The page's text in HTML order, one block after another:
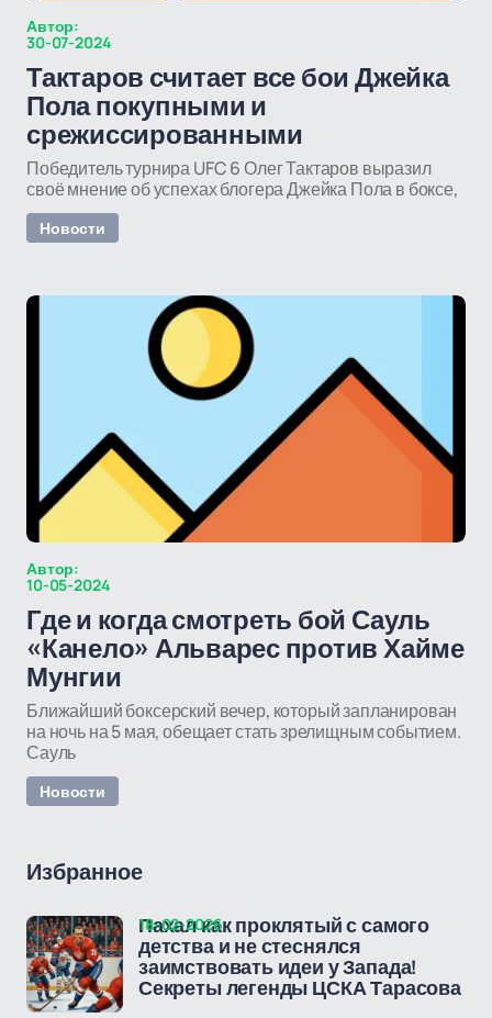
Автор:
30-07-2024
Тактаров считает все бои Джейка
Пола покупными и
срежиссированными
Победитель турнира UFC 6 Олег Тактаров выразил
своё мнение об успехах блогера Джейка Пола в боксе,
Новости
Автор:
10-05-2024
Где и когда смотреть бой Сауль
«Канело» Альварес против Хайме
Мунгии
Ближайший боксерский вечер, который запланирован
на ночь на 5 мая, обещает стать зрелищным событием.
Сауль
Новости
Избранное
Пахал как проклятый с самого
детства и не стеснялся
заимствовать идеи у Запада!
Секреты легенды ЦСКА Тарасова
18-02-2026